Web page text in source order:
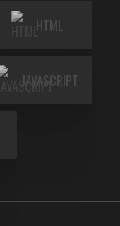
HTML
JAVASCRIPT